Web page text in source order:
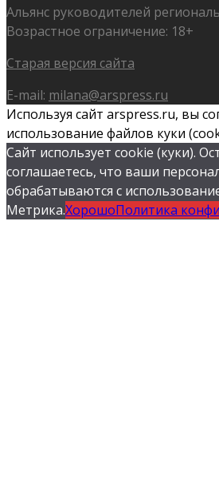
Альянс руководителей
Возрастное ограничение: 18+
Старая версия сайта
E-mail: milana@arspress.ru
Используя сайт arspress.ru, вы
использование файлов куки
Сайт использует cookie (куки).
соглашаетесь, что ваши
обрабатываются с
Метрика.ХорошоПолитика